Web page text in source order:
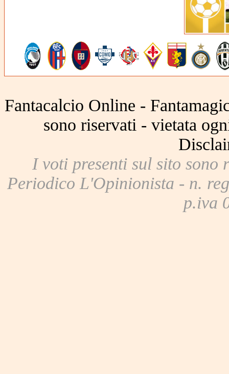
Fantacalcio Online -
sono riservati - vietata
I voti presenti sul sito sono
Periodico L'Opinionista - n.
p.iva